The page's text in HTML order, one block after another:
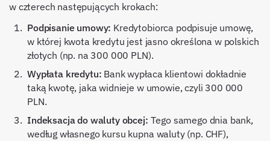
w czterech następujących krokach:
Podpisanie umowy: Kredytobiorca podpisuje umowę,
w której kwota kredytu jest jasno określona w polskich
złotych (np. na 300 000 PLN).
Wypłata kredytu: Bank wypłaca klientowi dokładnie
taką kwotę, jaka widnieje w umowie, czyli 300 000
PLN.
Indeksacja do waluty obcej: Tego samego dnia bank,
według własnego kursu kupna waluty (np. CHF),